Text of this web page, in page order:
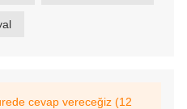
cevap vereceğiz (12